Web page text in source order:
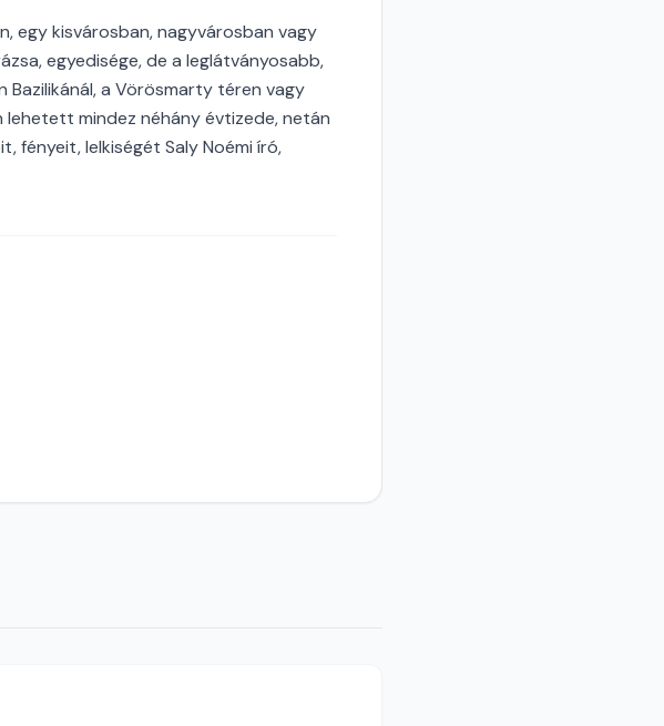
egy kisvárosban, nagyvárosban vagy
egyedisége, de a leglátványosabb,
Bazilikánál, a Vörösmarty téren vagy
mindez néhány évtizede, netán
fényeit, lelkiségét Saly Noémi író,